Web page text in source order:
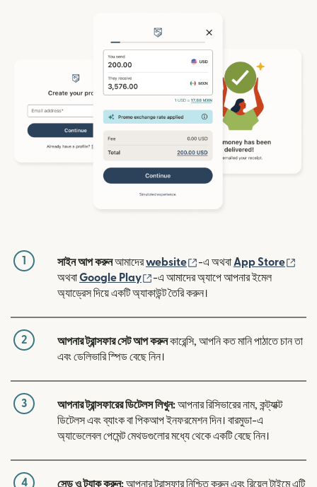
1 সাইন আপ করুনআমাদেরwebsite (নতুন উইন্ডোতে খুলবে)
-এ অথবা App Store
অথবাGoogle Play (নতুন উইন্ডোতে খুলবে)
-এ আমাদের অ্যাপে আপনার ইমেল
অ্যাড্রেস দিয়ে একটি অ্যাকাউন্ট তৈরি করুন।
2 আপনার ট্রান্সফার সেট আপ করুনকারেন্সি, আপনি কত মানি পাঠাতে চান তা
এবং ডেলিভারি স্পিড বেছে নিন।
3 আপনার ট্রান্সফারের ডিটেলস লিখুন:আপনার রিসিভারের নাম, কন্ট্যাক্ট
ডিটেলস এবং ব্যাংক বা পিকআপ ইনফরমেশন দিন। বারমুডা-এ
অ্যাভেলেবল পেমেন্ট মেথডগুলোর মধ্যে থেকে একটি বেছে নিন।
4 সেন্ড ও ট্র্যাক করুন:আপনার ট্রান্সফার নিশ্চিত করুন এবং রিয়েল টাইমে এটি